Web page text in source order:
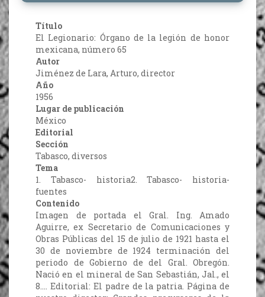
Título
El Legionario: Órgano de la legión de honor
mexicana, número 65
Autor
Jiménez de Lara, Arturo, director
Año
1956
Lugar de publicación
México
Editorial
Sección
Tabasco, diversos
Tema
1. Tabasco- historia2. Tabasco- historia-
fuentes
Contenido
Imagen de portada el Gral. Ing. Amado
Aguirre, ex Secretario de Comunicaciones y
Obras Públicas del 15 de julio de 1921 hasta el
30 de noviembre de 1924 terminación del
periodo de Gobierno de del Gral. Obregón.
Nació en el mineral de San Sebastián, Jal., el
8…. Editorial: El padre de la patria. Página de